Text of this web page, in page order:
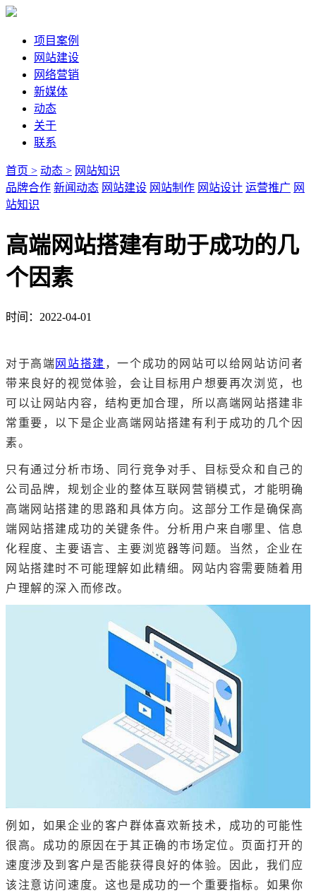
项目案例
网站建设
网络营销
新媒体
动态
关于
联系
首页 > 动态 > 网站知识
品牌合作 新闻动态 网站建设 网站制作 网站设计 运营推广 网
站知识
高端网站搭建有助于成功的几
个因素
时间：2022-04-01
对于高端网站搭建 ，一个成功的网站可以给网站访问者
带来良好的视觉体验，会让目标用户想要再次浏览，也
可以让网站内容，结构更加合理，所以高端网站搭建非
常重要，以下是企业高端网站搭建有利于成功的几个因
素。
只有通过分析市场、同行竞争对手、目标受众和自己的
公司品牌，规划企业的整体互联网营销模式，才能明确
高端网站搭建的思路和具体方向。这部分工作是确保高
端网站搭建成功的关键条件。分析用户来自哪里、信息
化程度、主要语言、主要浏览器等问题。当然，企业在
网站搭建时不可能理解如此精细。网站内容需要随着用
户理解的深入而修改。
例如，如果企业的客户群体喜欢新技术，成功的可能性
很高。成功的原因在于其正确的市场定位。页面打开的
速度涉及到客户是否能获得良好的体验。因此，我们应
该注意访问速度。这也是成功的一个重要指标。如果你